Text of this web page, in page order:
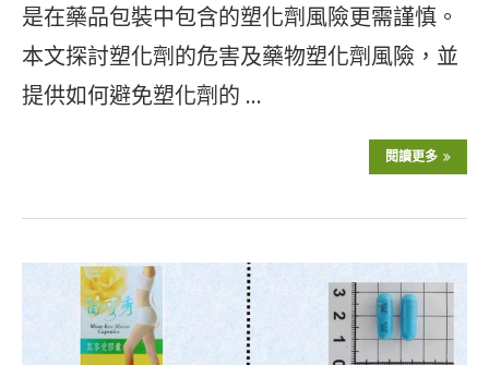
是在藥品包裝中包含的塑化劑風險更需謹慎。
本文探討塑化劑的危害及藥物塑化劑風險，並
提供如何避免塑化劑的 …
閱讀更多